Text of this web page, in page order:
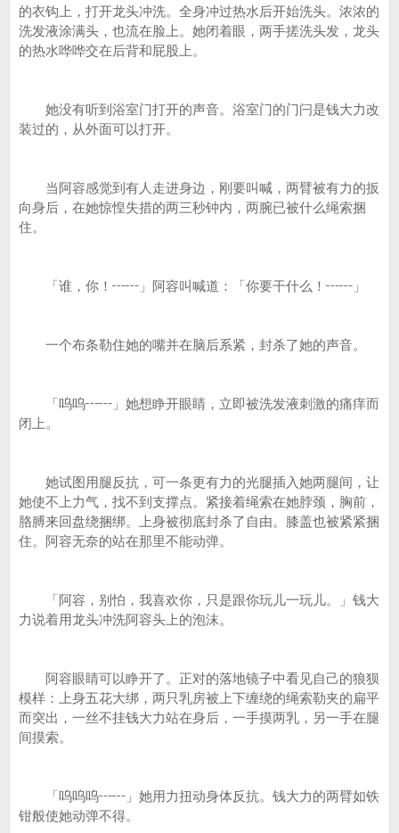
的衣钩上，打开龙头冲洗。全身冲过热水后开始洗头。浓浓的
洗发液涂满头，也流在脸上。她闭着眼，两手搓洗头发，龙头
的热水哗哗交在后背和屁股上。
她没有听到浴室门打开的声音。浴室门的门闩是钱大力改
装过的，从外面可以打开。
当阿容感觉到有人走进身边，刚要叫喊，两臂被有力的扳
向身后，在她惊惶失措的两三秒钟内，两腕已被什么绳索捆
住。
「谁，你！┅┅」阿容叫喊道：「你要干什么！┅┅」
一个布条勒住她的嘴并在脑后系紧，封杀了她的声音。
「呜呜┅┅」她想睁开眼睛，立即被洗发液刺激的痛痒而
闭上。
她试图用腿反抗，可一条更有力的光腿插入她两腿间，让
她使不上力气，找不到支撑点。紧接着绳索在她脖颈，胸前，
胳膊来回盘绕捆绑。上身被彻底封杀了自由。膝盖也被紧紧捆
住。阿容无奈的站在那里不能动弹。
「阿容，别怕，我喜欢你，只是跟你玩儿一玩儿。」钱大
力说着用龙头冲洗阿容头上的泡沫。
阿容眼睛可以睁开了。正对的落地镜子中看见自己的狼狈
模样：上身五花大绑，两只乳房被上下缠绕的绳索勒夹的扁平
而突出，一丝不挂钱大力站在身后，一手摸两乳，另一手在腿
间摸索。
「呜呜呜┅┅」她用力扭动身体反抗。钱大力的两臂如铁
钳般使她动弹不得。